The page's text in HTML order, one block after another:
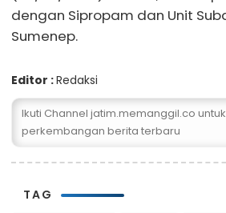
dengan Sipropam dan Unit
Sumenep.
Editor :Redaksi
Ikuti Channel jatim.memanggil.co
perkembangan berita terbaru
TAG